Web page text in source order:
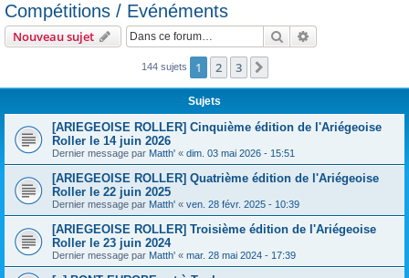
Compétitions / Evénéments
Nouveau sujet Rechercher
144 sujets 1 2 3
Sujets
[ARIEGEOISE ROLLER] Cinquième édition de l'Ariégeoise
Roller le 14 juin 2026
Dernier message par Matth' « dim. 03 mai 2026 - 15:51
[ARIEGEOISE ROLLER] Quatrième édition de l'Ariégeoise
Roller le 22 juin 2025
Dernier message par Matth' « ven. 28 févr. 2025 - 10:39
[ARIEGEOISE ROLLER] Troisième édition de l'Ariégeoise
Roller le 23 juin 2024
Dernier message par Matth' « mar. 28 mai 2024 - 17:39